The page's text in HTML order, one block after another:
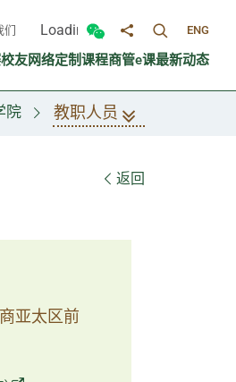
们 Loading...
切换微信面板
分享至切换搜寻面
ENG
校友网络定制课程商管e课最新动态
院 教职人员
返回
亚太区前